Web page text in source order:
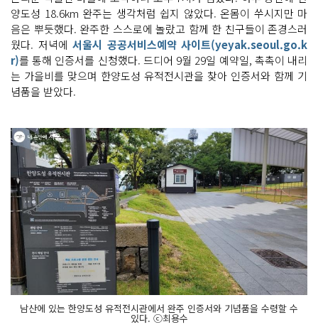
양도성 18.6km 완주는 생각처럼 쉽지 않았다. 온몸이 쑤시지만 마
음은 뿌듯했다. 완주한 스스로에 놀랐고 함께 한 친구들이 존경스러
웠다. 저녁에 서울시 공공서비스예약 사이트(yeyak.seoul.go.k
r)를 통해 인증서를 신청했다. 드디어 9월 29일 예약일, 촉촉이 내리
는 가을비를 맞으며 한양도성 유적전시관을 찾아 인증서와 함께 기
념품을 받았다.
남산에 있는 한양도성 유적전시관에서 완주 인증서와 기념품을 수령할 수
있다. ⓒ최용수